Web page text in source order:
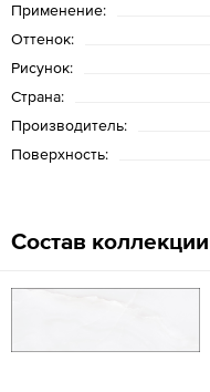
Применение:
Оттенок:
Рисунок:
Страна:
Производитель:
Поверхность:
Состав коллекции